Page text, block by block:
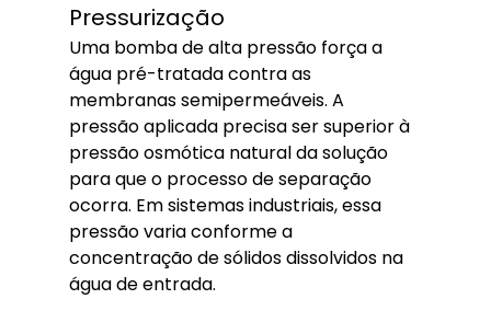
Pressurização
Uma bomba de alta pressão força a
água pré-tratada contra as
membranas semipermeáveis. A
pressão aplicada precisa ser superior à
pressão osmótica natural da solução
para que o processo de separação
ocorra. Em sistemas industriais, essa
pressão varia conforme a
concentração de sólidos dissolvidos na
água de entrada.